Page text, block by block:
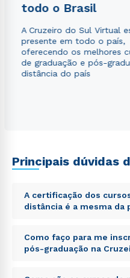
todo o Brasil
A Cruzeiro do Sul Virtual
presente em todo o país,
oferecendo os melhores
de graduação e pós-
distância do país
Principais dúvidas
A certificação dos
distância é a mesma da
Sed ut perspiciatis unde
voluptatem accusantium
totam rem aperiam,
Como faço para me
pós-graduação na
Sed ut perspiciatis unde
Estou de acordo com a
autorizo que meus
envio de conteúdos da